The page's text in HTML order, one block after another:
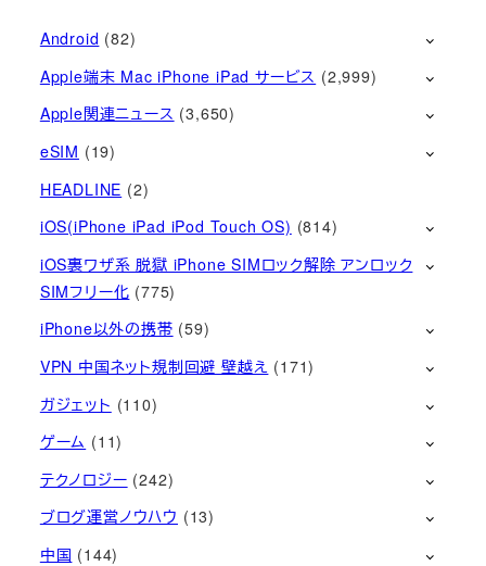
Android (82)
Apple端末 Mac iPhone iPad サービス (2,999)
Apple関連ニュース (3,650)
eSIM (19)
HEADLINE (2)
iOS(iPhone iPad iPod Touch OS) (814)
iOS裏ワザ系 脱獄 iPhone SIMロック解除 アンロック
SIMフリー化 (775)
iPhone以外の携帯 (59)
VPN 中国ネット規制回避 壁越え (171)
ガジェット (110)
ゲーム (11)
テクノロジー (242)
ブログ運営ノウハウ (13)
中国 (144)